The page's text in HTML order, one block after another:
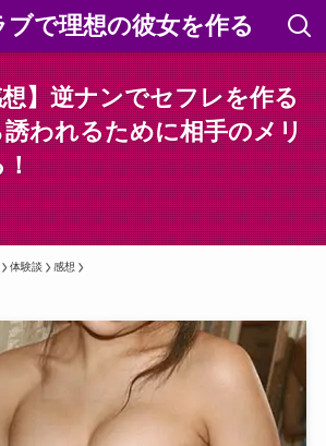
ブで理想の彼女を作る
】逆ナンでセフレを作る
われるために相手のメリ
体験談 感想